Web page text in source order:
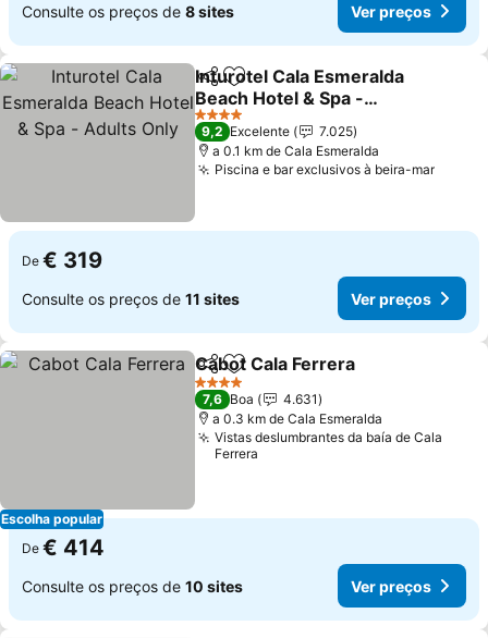
Consulte os preços de 8 sites Ver preços
PartilharAdicionar aos favoritos
Inturotel Cala Esmeralda
Beach Hotel & Spa -
Adults Only
4 Estrelas
9,2 Excelente
7.025
a 0.1 km de Cala Esmeralda
Piscina e bar exclusivos à beira-mar
De € 319
Consulte os preços de 11 sites Ver preços
Escolha popular
PartilharAdicionar aos favoritos
Cabot Cala Ferrera
4 Estrelas
7,6 Boa
4.631
a 0.3 km de Cala Esmeralda
Vistas deslumbrantes da baía de Cala
Ferrera
De € 414
Consulte os preços de 10 sites Ver preços